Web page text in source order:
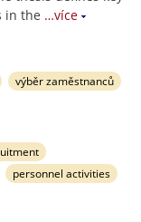
in the …více
výběr zaměstnanců
personnel activities